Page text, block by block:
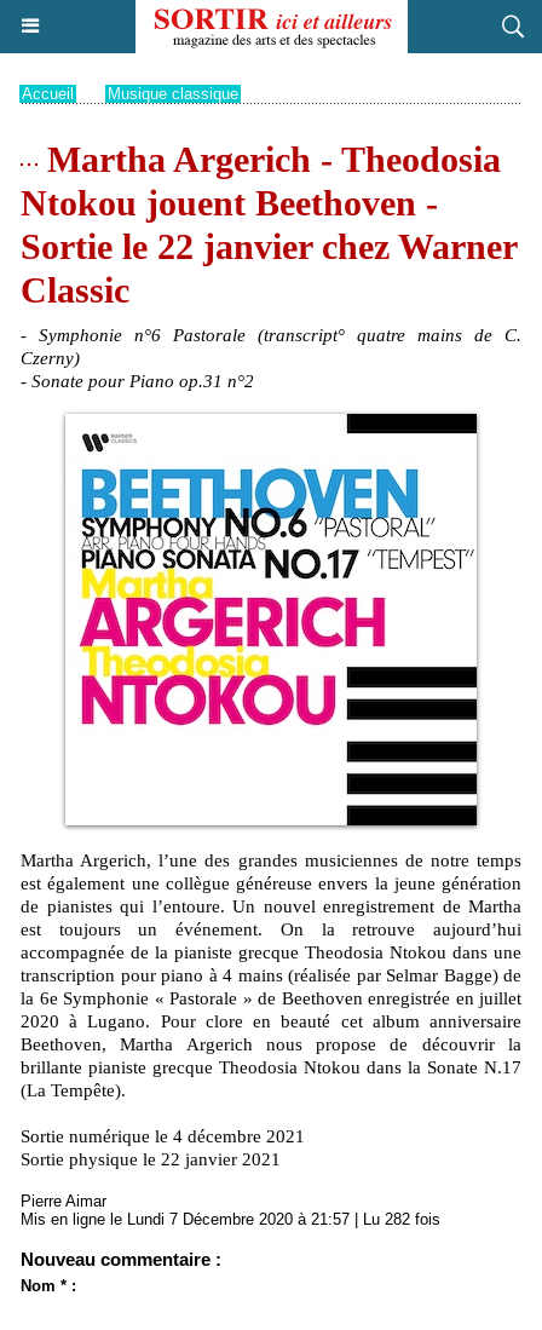
Accueil Musique classique
Martha Argerich - Theodosia
Ntokou jouent Beethoven -
Sortie le 22 janvier chez Warner
Classic
- Symphonie n°6 Pastorale (transcript° quatre mains de C.
Czerny)
- Sonate pour Piano op.31 n°2
Martha Argerich, l’une des grandes musiciennes de notre temps
est également une collègue généreuse envers la jeune génération
de pianistes qui l’entoure. Un nouvel enregistrement de Martha
est toujours un événement. On la retrouve aujourd’hui
accompagnée de la pianiste grecque Theodosia Ntokou dans une
transcription pour piano à 4 mains (réalisée par Selmar Bagge) de
la 6e Symphonie « Pastorale » de Beethoven enregistrée en juillet
2020 à Lugano. Pour clore en beauté cet album anniversaire
Beethoven, Martha Argerich nous propose de découvrir la
brillante pianiste grecque Theodosia Ntokou dans la Sonate N.17
(La Tempête).
Sortie numérique le 4 décembre 2021
Sortie physique le 22 janvier 2021
Pierre Aimar
Mis en ligne le Lundi 7 Décembre 2020 à 21:57 | Lu 282 fois
Nouveau commentaire :
Nom * :